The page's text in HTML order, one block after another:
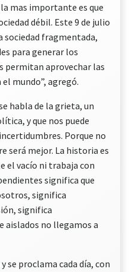
mas importante es que
débil. Este 9 de julio
sociedad fragmentada,
para generar los
permitan aprovechar las
mundo”, agregó.
habla de la grieta, un
y que nos puede
Porque no
será mejor. La historia es
el vacío ni trabaja con
significa que
significa
significa
aislados no llegamos a
se proclama cada día, con